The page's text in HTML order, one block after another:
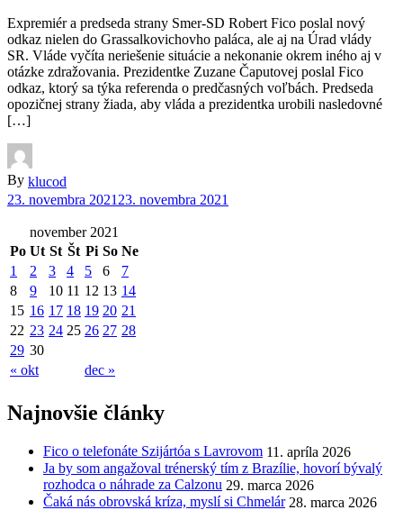
Expremiér a predseda strany Smer-SD Robert Fico poslal nový
odkaz nielen do Grassalkovichovho paláca, ale aj na Úrad vlády
SR. Vláde vyčíta neriešenie situácie a nekonanie okrem iného aj v
otázke zdražovania. Prezidentke Zuzane Čaputovej poslal Fico
odkaz, ktorý sa týka referenda o predčasných voľbách. Predseda
opozičnej strany žiada, aby vláda a prezidentka urobili nasledovné
[…]
By klucod
23. novembra 2021 23. novembra 2021
november 2021
Po Ut St Št Pi So Ne
« okt dec »
1 2 3 4 5 6
7
8
9 10 11 12 13 14
15 16 17 18 19 20 21
22 23 24 25 26 27 28
29 30
Najnovšie články
Fico o telefonáte Szijártóa s Lavrovom 11. apríla 2026
Ja by som angažoval trénerský tím z Brazílie, hovorí bývalý
rozhodca o náhrade za Calzonu 29. marca 2026
Čaká nás obrovská kríza, myslí si Chmelár 28. marca 2026